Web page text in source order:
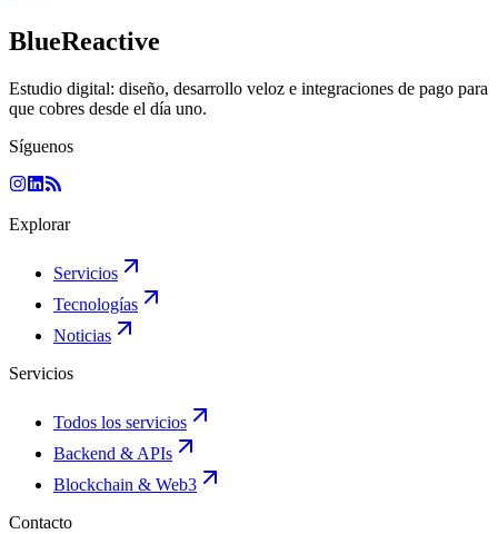
BlueReactive
Estudio digital: diseño, desarrollo veloz e integraciones de pago para
que cobres desde el día uno.
Síguenos
Explorar
Servicios
Tecnologías
Noticias
Servicios
Todos los servicios
Backend & APIs
Blockchain & Web3
Contacto